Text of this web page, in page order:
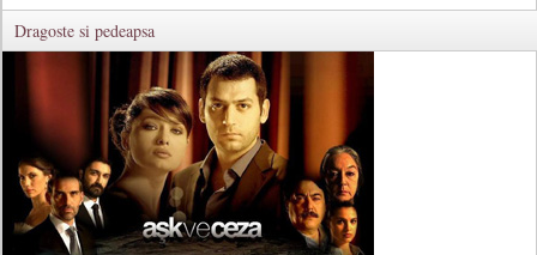
Dragoste si pedeapsa